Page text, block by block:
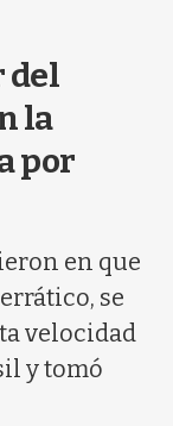
a
del
la
por
en que
se
velocidad
y tomó